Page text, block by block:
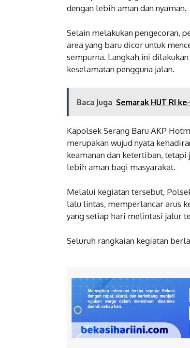
dengan lebih aman dan nyaman.
Selain melakukan pengecoran,
area yang baru dicor untuk
sempurna. Langkah ini
keselamatan pengguna jalan.
Baca Juga Semarak HUT RI
Kapolsek Serang Baru AKP
merupakan wujud nyata
keamanan dan ketertiban,
lebih aman bagi masyarakat.
Melalui kegiatan tersebut,
lalu lintas, memperlancar arus
yang setiap hari melintasi jalur
Seluruh rangkaian kegiatan